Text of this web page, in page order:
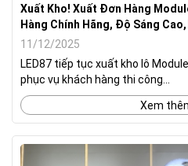
Xuất Kho! Xuất Đơn Hàng
Hàng Chính Hãng, Độ Sáng
11/12/2025
LED87 tiếp tục xuất kho lô
phục vụ khách hàng thi công...
Xem